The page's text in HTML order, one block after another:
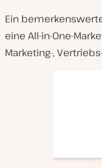
Ein
eine All-in-One-
Marketing-,